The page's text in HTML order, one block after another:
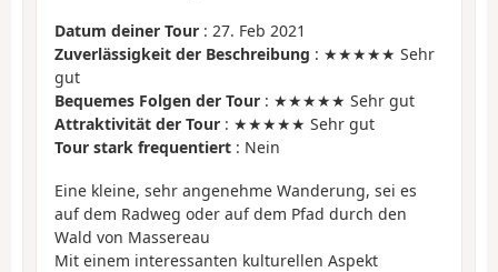
Datum deiner Tour : 27. Feb 2021
Zuverlässigkeit der Beschreibung : ★★★★★ Sehr
gut
Bequemes Folgen der Tour : ★★★★★ Sehr gut
Attraktivität der Tour : ★★★★★ Sehr gut
Tour stark frequentiert : Nein
Eine kleine, sehr angenehme Wanderung, sei es
auf dem Radweg oder auf dem Pfad durch den
Wald von Massereau
Mit einem interessanten kulturellen Aspekt